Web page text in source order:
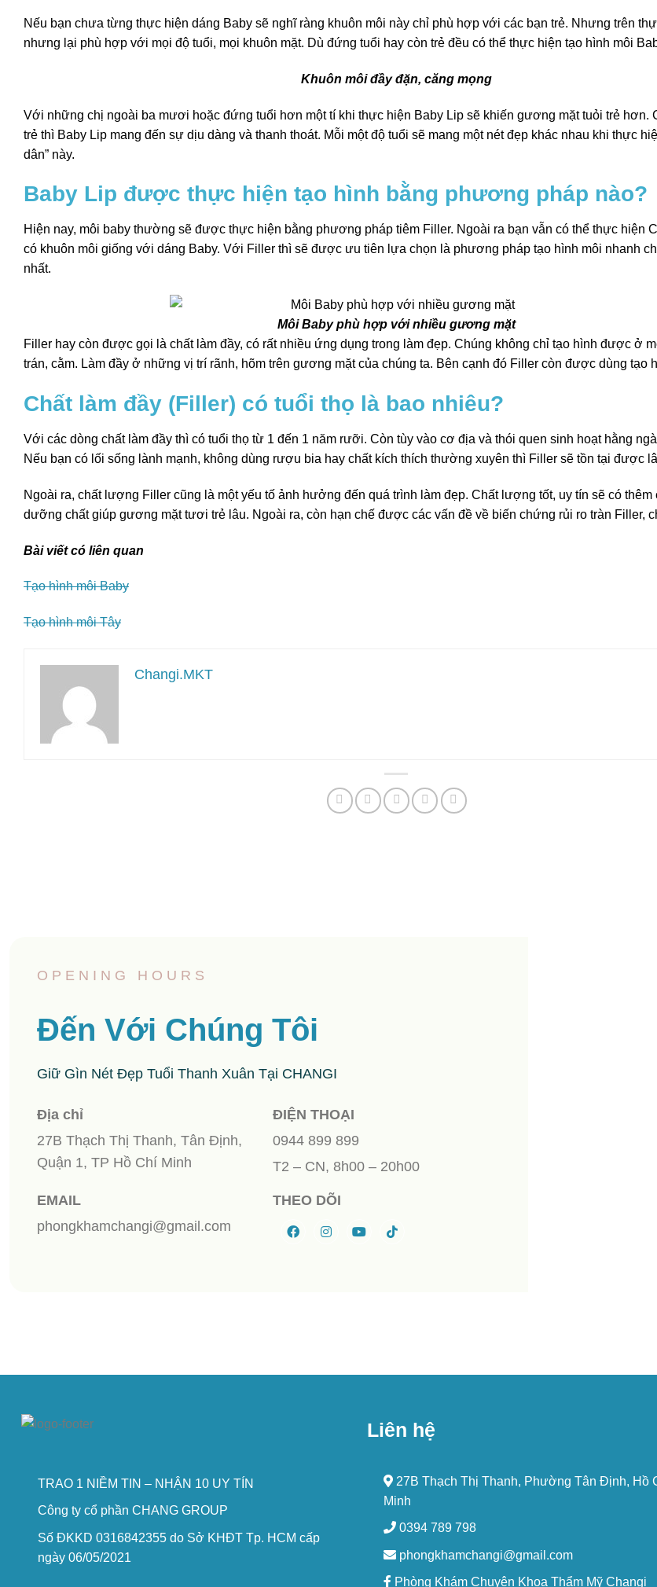
Nếu bạn chưa từng thực hiện dáng Baby sẽ nghĩ ràng khuôn môi này chỉ phù hợp với các bạn trẻ. Nhưng trên
nhưng lại phù hợp với mọi độ tuổi, mọi khuôn mặt. Dù đứng tuổi hay còn trẻ đều có thể thực hiện tạo hình môi
Khuôn môi đầy đặn, căng mọng
Với những chị ngoài ba mươi hoặc đứng tuổi hơn một tí khi thực hiện Baby Lip sẽ khiến gương mặt tuỏi trẻ hơn.
trẻ thì Baby Lip mang đến sự dịu dàng và thanh thoát. Mỗi một độ tuổi sẽ mang một nét đẹp khác nhau khi thực
dân” này.
Baby Lip được thực hiện tạo hình bằng phương pháp nào?
Hiện nay, môi baby thường sẽ được thực hiện bằng phương pháp tiêm Filler. Ngoài ra bạn vẫn có thể thực hiện
có khuôn môi giống với dáng Baby. Với Filler thì sẽ được ưu tiên lựa chọn là phương pháp tạo hình môi nhanh
nhất.
Môi Baby phù hợp với nhiều gương mặt
Filler hay còn được gọi là chất làm đầy, có rất nhiều ứng dụng trong làm đẹp. Chúng không chỉ tạo hình được ở
trán, cằm. Làm đầy ở những vị trí rãnh, hõm trên gương mặt của chúng ta. Bên cạnh đó Filler còn được dùng tạo
Chất làm đầy (Filler) có tuổi thọ là bao nhiêu?
Với các dòng chất làm đầy thì có tuổi thọ từ 1 đến 1 năm rưỡi. Còn tùy vào cơ địa và thói quen sinh hoạt hằng
Nếu bạn có lối sống lành mạnh, không dùng rượu bia hay chất kích thích thường xuyên thì Filler sẽ tồn tại được
Ngoài ra, chất lượng Filler cũng là một yếu tố ảnh hưởng đến quá trình làm đẹp. Chất lượng tốt, uy tín sẽ có thêm
dưỡng chất giúp gương mặt tươi trẻ lâu. Ngoài ra, còn hạn chế được các vấn đề về biến chứng rủi ro tràn Filler,
Bài viết có liên quan
Tạo hình môi Baby
Tạo hình môi Tây
Changi.MKT
OPENING HOURS
Đến Với Chúng Tôi
Giữ Gìn Nét Đẹp Tuổi Thanh Xuân Tại CHANGI
Địa chỉ
27B Thạch Thị Thanh, Tân Định,
Quận 1, TP Hồ Chí Minh
ĐIỆN THOẠI
0944 899 899
T2 – CN, 8h00 – 20h00
EMAIL
phongkhamchangi@gmail.com
THEO DÕI
TRAO 1 NIỀM TIN – NHẬN 10 UY TÍN
Công ty cổ phần CHANG GROUP
Số ĐKKD 0316842355 do Sở KHĐT Tp. HCM cấp
ngày 06/05/2021
Liên hệ
27B Thạch Thị Thanh, Phường Tân Định, Hồ
Minh
0394 789 798
phongkhamchangi@gmail.com
Phòng Khám Chuyên Khoa Thẩm Mỹ Changi